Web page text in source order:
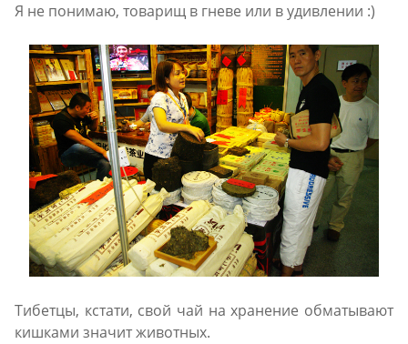
Я не понимаю, товарищ в гневе или в удивлении :)
Тибетцы, кстати, свой чай на хранение обматывают
кишками значит животных.